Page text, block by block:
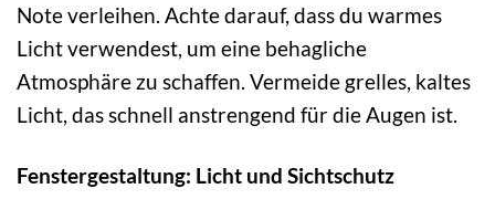
Note verleihen. Achte darauf, dass du warmes
Licht verwendest, um eine behagliche
Atmosphäre zu schaffen. Vermeide grelles, kaltes
Licht, das schnell anstrengend für die Augen ist.
Fenstergestaltung: Licht und Sichtschutz